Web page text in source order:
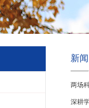
新闻
两场
深耕